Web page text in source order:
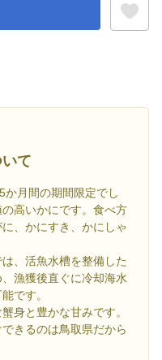
て
月間の期間限定でし
高いかにです。食べ方
、かにすき、かにしゃ
、活魚水槽を整備した
漁獲後直ぐに冷却海水
です。
身と豊かな甘みです。
きるのは鳥取県だから